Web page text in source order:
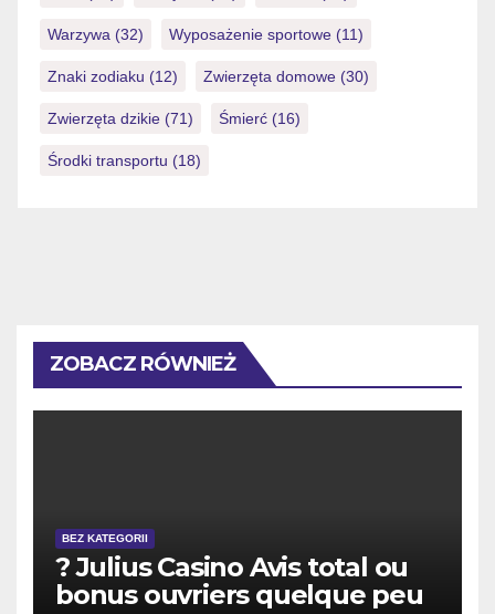
Warzywa (32) Wyposażenie sportowe (11)
Znaki zodiaku (12) Zwierzęta domowe (30)
Zwierzęta dzikie (71) Śmierć (16)
Środki transportu (18)
ZOBACZ RÓWNIEŻ
BEZ KATEGORII
? Julius Casino Avis total ou
bonus ouvriers quelque peu